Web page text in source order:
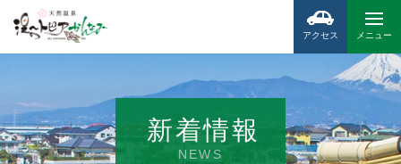
メニュー
アクセス
新着情報
NEWS